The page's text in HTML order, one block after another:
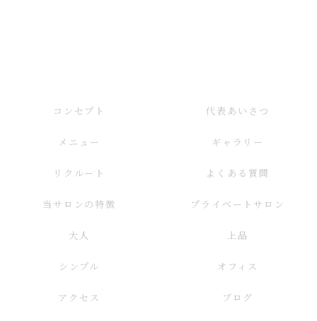
コンセプト 代表あいさつ
メニュー ギャラリー
リクルート よくある質問
当サロンの特徴 プライベートサロン
大人 上品
シンプル オフィス
アクセス ブログ